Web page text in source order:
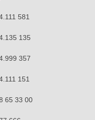
581
135
357
151
65 33 00